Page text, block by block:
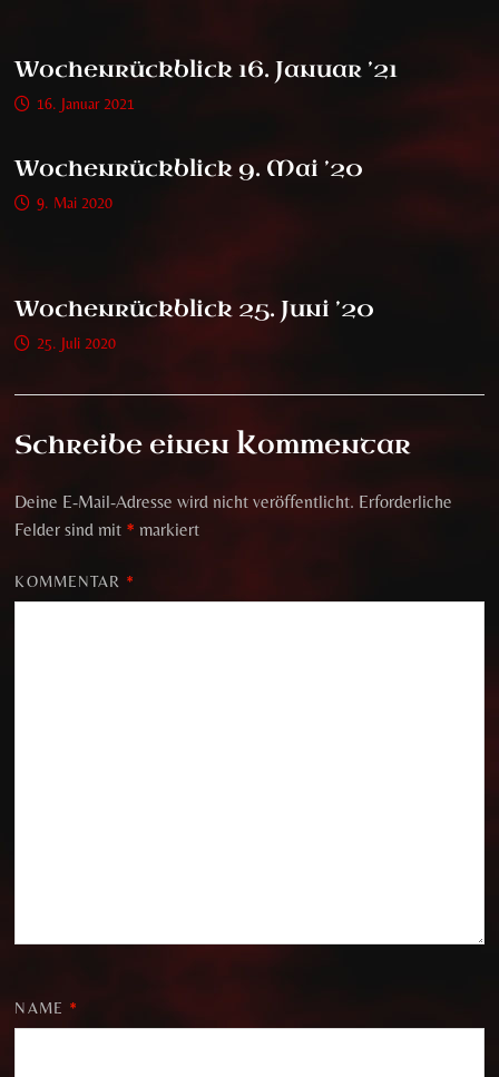
Wochenrückblick 16. Januar ’21
16. Januar 2021
Wochenrückblick 9. Mai ’20
9. Mai 2020
Wochenrückblick 25. Juni ’20
25. Juli 2020
Schreibe einen Kommentar
Deine E-Mail-Adresse wird nicht veröffentlicht. Erforderliche
Felder sind mit * markiert
KOMMENTAR *
NAME *